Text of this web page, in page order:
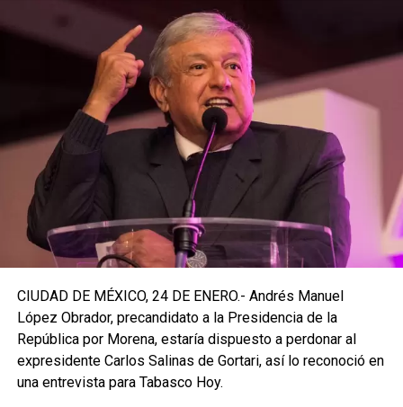
CIUDAD DE MÉXICO, 24 DE ENERO.- Andrés Manuel
López Obrador, precandidato a la Presidencia de la
República por Morena, estaría dispuesto a perdonar al
expresidente Carlos Salinas de Gortari, así lo reconoció en
una entrevista para Tabasco Hoy.